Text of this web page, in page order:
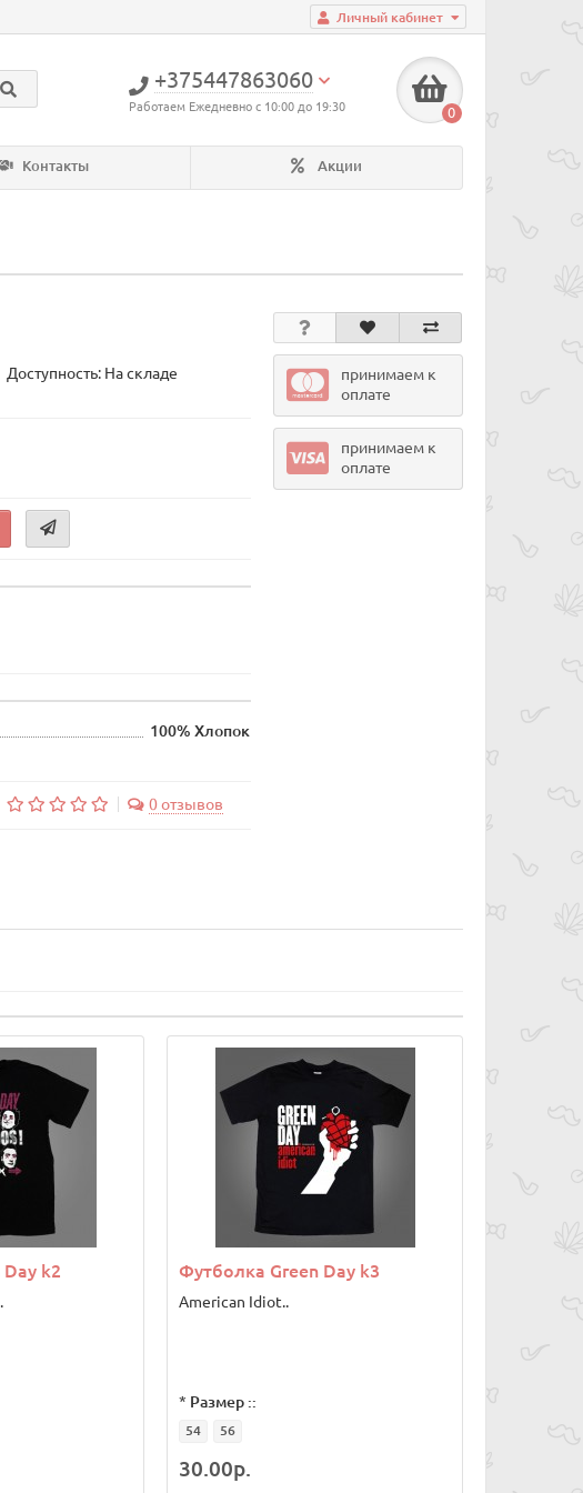
Личный кабинет
+375447863060
Работаем Ежедневно с 10:00 до 19:30 0
Контакты Акции
Доступность: На складе
100% Хлопок
0 отзывов
принимаем к
оплате
принимаем к
оплате
k2 Футболка Green Day k3
American Idiot..
* Размер ::
54 56
30.00р.